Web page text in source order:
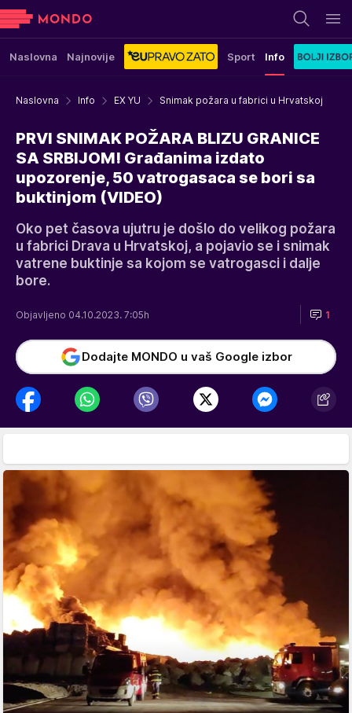
Naslovna Najnovije Sport Info
Naslovna Info EX YU Snimak požara u fabrici u Hrvatskoj
PRVI SNIMAK POŽARA BLIZU GRANICE
SA SRBIJOM! Građanima izdato
upozorenje, 50 vatrogasaca se bori sa
buktinjom (VIDEO)
Oko pet časova ujutru je došlo do velikog požara
u fabrici Drava u Hrvatskoj, a pojavio se i snimak
vatrene buktinje sa kojom se vatrogasci i dalje
bore.
Objavljeno 04.10.2023. 7:05h 1
Dodajte MONDO u vaš Google izbor